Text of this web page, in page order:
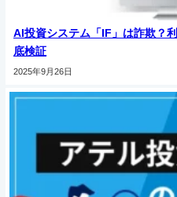
AI投資システム「IF」は詐欺？
底検証
2025年9月26日